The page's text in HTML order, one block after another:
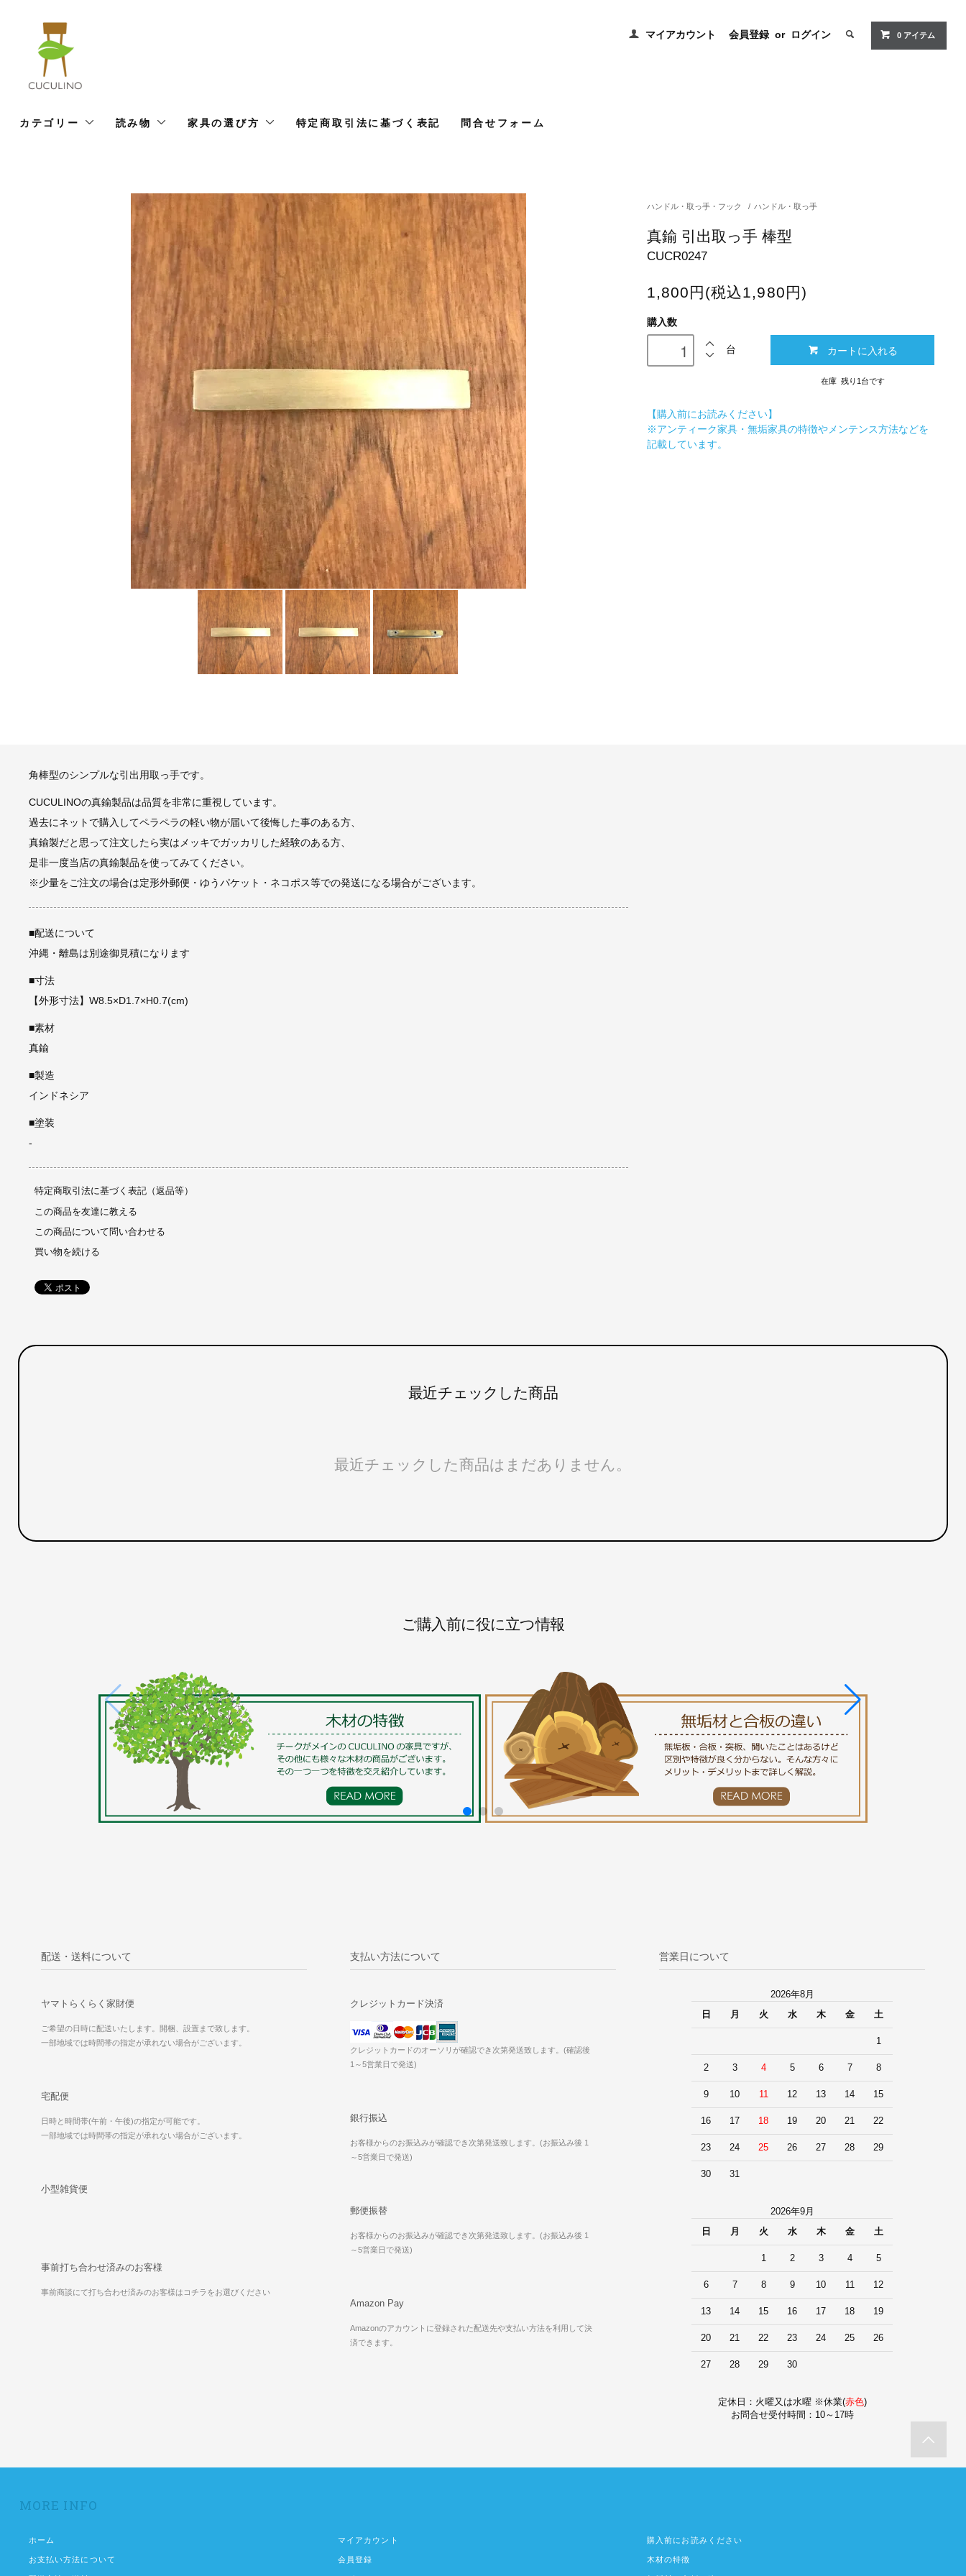
マイアカウント 会員登録 or ログイン 0 アイテム
カテゴリー 読み物 家具の選び方 特定商取引法に基づく表記 問合せフォーム
ハンドル・取っ手・フック / ハンドル・取っ手
真鍮 引出取っ手 棒型
CUCR0247
1,800円(税込1,980円)
購入数
台 カートに入れる
在庫 残り1台です
【購入前にお読みください】
※アンティーク家具・無垢家具の特徴やメンテンス方法などを
記載しています。
角棒型のシンプルな引出用取っ手です。
CUCULINOの真鍮製品は品質を非常に重視しています。
過去にネットで購入してペラペラの軽い物が届いて後悔した事のある方、
真鍮製だと思って注文したら実はメッキでガッカリした経験のある方、
是非一度当店の真鍮製品を使ってみてください。
※少量をご注文の場合は定形外郵便・ゆうパケット・ネコポス等での発送になる場合がございます。
■配送について
沖縄・離島は別途御見積になります
■寸法
【外形寸法】W8.5×D1.7×H0.7(cm)
■素材
真鍮
■製造
インドネシア
■塗装
-
特定商取引法に基づく表記（返品等）
この商品を友達に教える
この商品について問い合わせる
買い物を続ける
最近チェックした商品
最近チェックした商品はまだありません。
ご購入前に役に立つ情報
配送・送料について
ヤマトらくらく家財便
ご希望の日時に配送いたします。開梱、設置まで致します。
一部地域では時間帯の指定が承れない場合がございます。
宅配便
日時と時間帯(午前・午後)の指定が可能です。
一部地域では時間帯の指定が承れない場合がございます。
小型雑貨便
事前打ち合わせ済みのお客様
事前商談にて打ち合わせ済みのお客様はコチラをお選びください
支払い方法について
クレジットカード決済
クレジットカードのオーソリが確認でき次第発送致します。(確認後
1～5営業日で発送)
銀行振込
お客様からのお振込みが確認でき次第発送致します。(お振込み後 1
～5営業日で発送)
郵便振替
お客様からのお振込みが確認でき次第発送致します。(お振込み後 1
～5営業日で発送)
Amazon Pay
Amazonのアカウントに登録された配送先や支払い方法を利用して決
済できます。
営業日について
2026年8月
日
月 火 水 木 金 土
1
2 3 4 5 6 7 8
9 10 11 12 13 14 15
16 17 18 19 20 21 22
23 24 25 26 27 28 29
30 31
2026年9月
日
月 火 水 木 金 土
1 2 3 4 5
6 7 8 9 10 11 12
13 14 15 16 17 18 19
20 21 22 23 24 25 26
27 28 29 30
定休日：火曜又は水曜 ※休業(赤色)
お問合せ受付時間：10～17時
MORE INFO
ホーム
お支払い方法について
マイアカウント
会員登録
購入前にお読みください
木材の特徴